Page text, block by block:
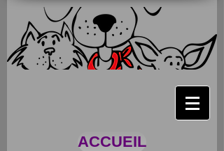
ACCUEIL